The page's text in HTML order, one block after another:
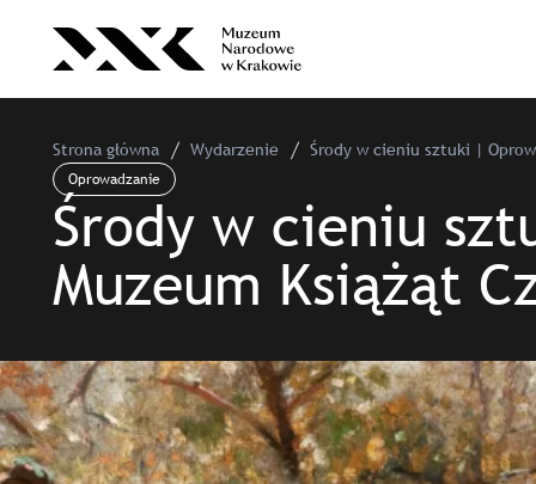
Strona główna Wydarzenie
Środy w cieniu sztuki |
Oprowadzanie
Środy w cieniu
Muzeum Książąt